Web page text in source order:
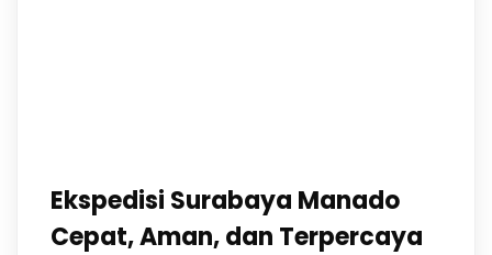
Ekspedisi Surabaya Manado
Cepat, Aman, dan Terpercaya